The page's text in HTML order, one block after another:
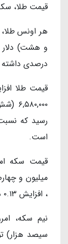
قیمت طلا،
درصدی
است.
میلیون و
، افزایش ۰.۱۳ درصدی داشته است.
سیصد هزار)